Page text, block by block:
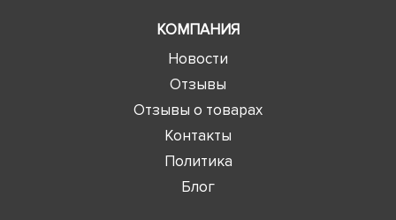
КОМПАНИЯ
Новости
Отзывы
Отзывы о товарах
Контакты
Политика
Блог